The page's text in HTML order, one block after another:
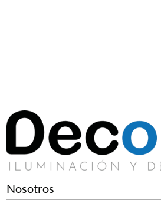
Nosotros